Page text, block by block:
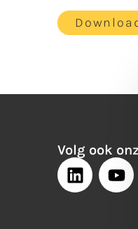
Volg ook